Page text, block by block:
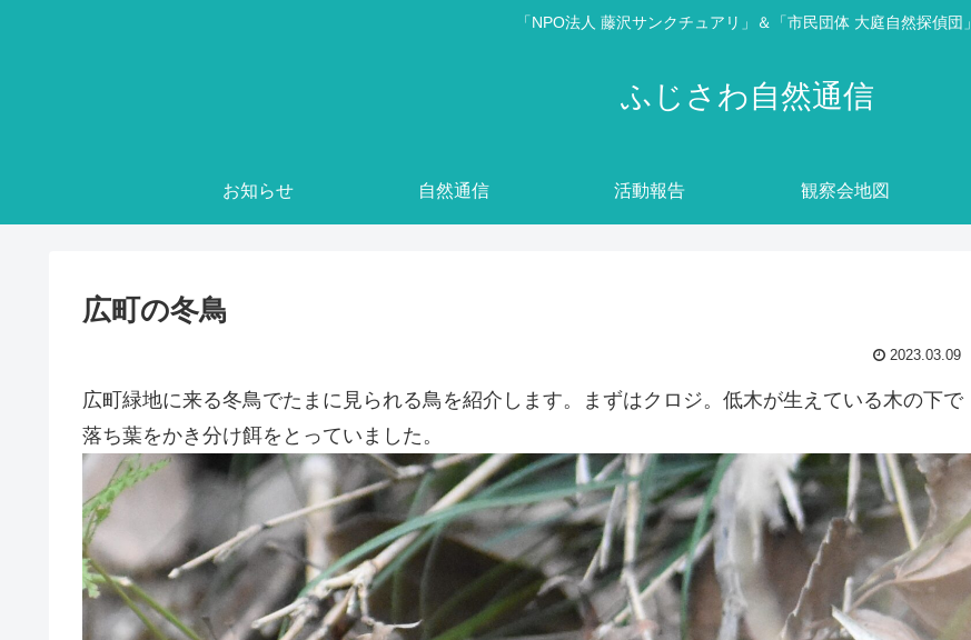
「NPO法人 藤沢サンクチュアリ」＆「市民団体 大庭自然探偵団」
ふじさわ自然通信
お知らせ 自然通信 活動報告 観察会地図
広町の冬鳥
2023.03.09
広町緑地に来る冬鳥でたまに見られる鳥を紹介します。まずはクロジ。低木が生えている木の下で
落ち葉をかき分け餌をとっていました。